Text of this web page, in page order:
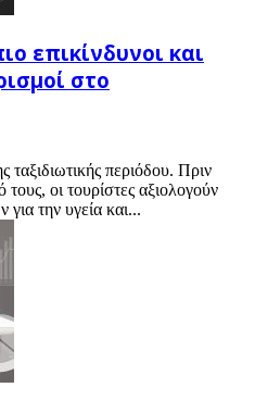
επικίνδυνοι και
στο
ταξιδιωτικής περιόδου. Πριν
οι τουρίστες αξιολογούν
για την υγεία και...